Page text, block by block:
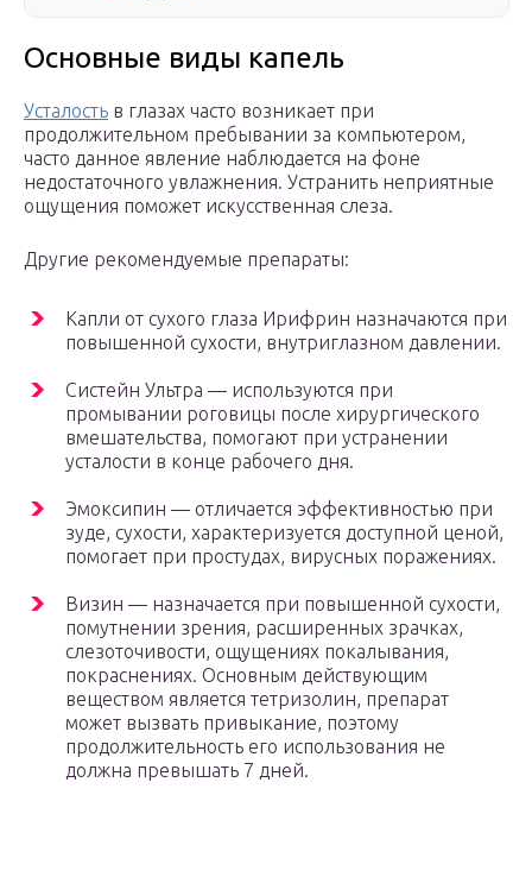
Основные виды капель
Усталость в глазах часто возникает при
продолжительном пребывании за компьютером,
часто данное явление наблюдается на фоне
недостаточного увлажнения. Устранить неприятные
ощущения поможет искусственная слеза.
Другие рекомендуемые препараты:
Капли от сухого глаза Ирифрин назначаются при
повышенной сухости, внутриглазном давлении.
Систейн Ультра — используются при
промывании роговицы после хирургического
вмешательства, помогают при устранении
усталости в конце рабочего дня.
Эмоксипин — отличается эффективностью при
зуде, сухости, характеризуется доступной ценой,
помогает при простудах, вирусных поражениях.
Визин — назначается при повышенной сухости,
помутнении зрения, расширенных зрачках,
слезоточивости, ощущениях покалывания,
покраснениях. Основным действующим
веществом является тетризолин, препарат
может вызвать привыкание, поэтому
продолжительность его использования не
должна превышать 7 дней.